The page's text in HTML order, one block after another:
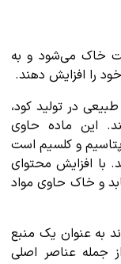
خاک می‌شود و به
را افزایش دهند.
در تولید کود،
این ماده حاوی
و کلسیم است
با افزایش محتوای
و خاک حاوی مواد
به عنوان یک منبع
جمله عناصر اصلی